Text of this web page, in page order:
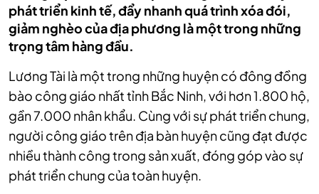
phát triển kinh tế, đẩy nhanh quá trình xóa đói,
giảm nghèo của địa phương là một trong những
trọng tâm hàng đầu.
Lương Tài là một trong những huyện có đông đồng
bào công giáo nhất tỉnh Bắc Ninh, với hơn 1.800 hộ,
gần 7.000 nhân khẩu. Cùng với sự phát triển chung,
người công giáo trên địa bàn huyện cũng đạt được
nhiều thành công trong sản xuất, đóng góp vào sự
phát triển chung của toàn huyện.